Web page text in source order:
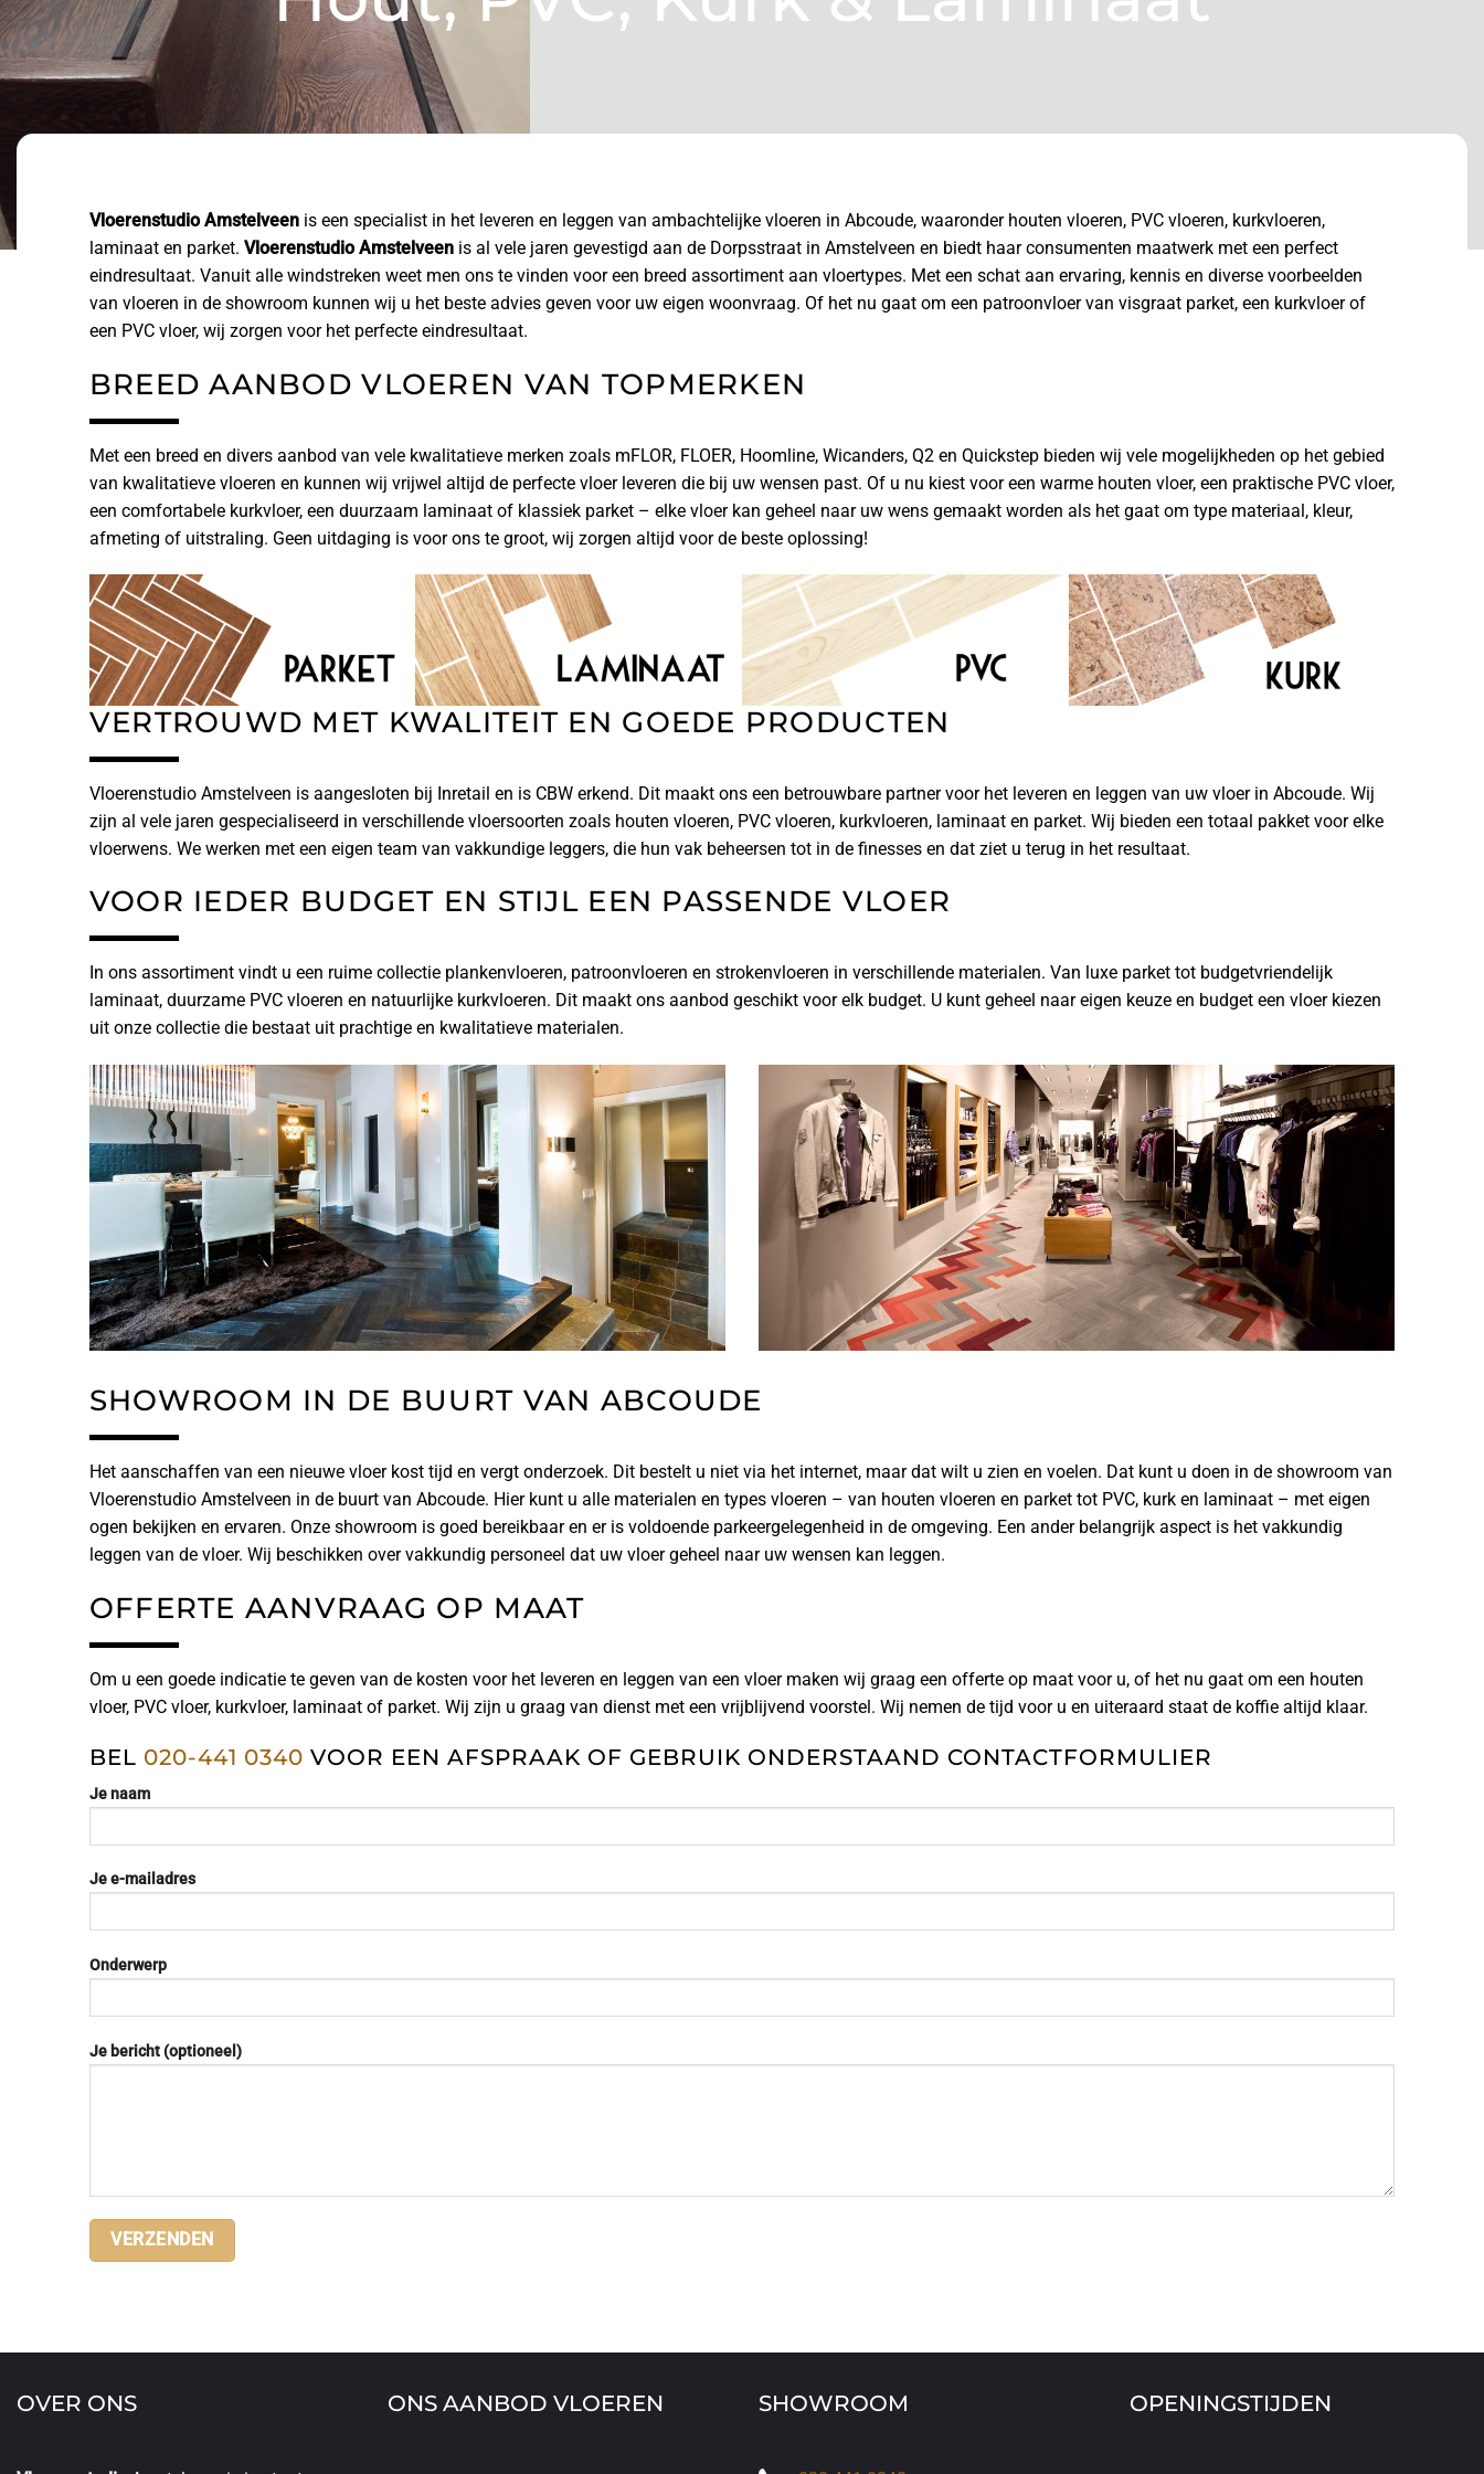
Vloerenstudio Amstelveenis een specialist in het leveren en leggen van ambachtelijke vloeren in Abcoude, waaronder houten vloeren, PVC vloeren, kurkvloeren,
laminaat en parket. Vloerenstudio Amstelveenis al vele jaren gevestigd aan de Dorpsstraat in Amstelveen en biedt haar consumenten maatwerk met een perfect
eindresultaat. Vanuit alle windstreken weet men ons te vinden voor een breed assortiment aan vloertypes. Met een schat aan ervaring, kennis en diverse voorbeelden
van vloeren in de showroom kunnen wij u het beste advies geven voor uw eigen woonvraag. Of het nu gaat om een patroonvloer van visgraat parket, een kurkvloer of
een PVC vloer, wij zorgen voor het perfecte eindresultaat.
BREED AANBOD VLOEREN VAN TOPMERKEN
Met een breed en divers aanbod van vele kwalitatieve merken zoals mFLOR, FLOER, Hoomline, Wicanders, Q2 en Quickstep bieden wij vele mogelijkheden op het gebied
van kwalitatieve vloeren en kunnen wij vrijwel altijd de perfecte vloer leveren die bij uw wensen past. Of u nu kiest voor een warme houten vloer, een praktische PVC vloer,
een comfortabele kurkvloer, een duurzaam laminaat of klassiek parket – elke vloer kan geheel naar uw wens gemaakt worden als het gaat om type materiaal, kleur,
afmeting of uitstraling. Geen uitdaging is voor ons te groot, wij zorgen altijd voor de beste oplossing!
VERTROUWD MET KWALITEIT EN GOEDE PRODUCTEN
Vloerenstudio Amstelveen is aangesloten bij Inretail en is CBW erkend. Dit maakt ons een betrouwbare partner voor het leveren en leggen van uw vloer in Abcoude. Wij
zijn al vele jaren gespecialiseerd in verschillende vloersoorten zoals houten vloeren, PVC vloeren, kurkvloeren, laminaat en parket. Wij bieden een totaal pakket voor elke
vloerwens. We werken met een eigen team van vakkundige leggers, die hun vak beheersen tot in de finesses en dat ziet u terug in het resultaat.
VOOR IEDER BUDGET EN STIJL EEN PASSENDE VLOER
In ons assortiment vindt u een ruime collectie plankenvloeren, patroonvloeren en strokenvloeren in verschillende materialen. Van luxe parket tot budgetvriendelijk
laminaat, duurzame PVC vloeren en natuurlijke kurkvloeren. Dit maakt ons aanbod geschikt voor elk budget. U kunt geheel naar eigen keuze en budget een vloer kiezen
uit onze collectie die bestaat uit prachtige en kwalitatieve materialen.
SHOWROOM IN DE BUURT VAN ABCOUDE
Het aanschaffen van een nieuwe vloer kost tijd en vergt onderzoek. Dit bestelt u niet via het internet, maar dat wilt u zien en voelen. Dat kunt u doen in de showroom van
Vloerenstudio Amstelveen in de buurt van Abcoude. Hier kunt u alle materialen en types vloeren – van houten vloeren en parket tot PVC, kurk en laminaat – met eigen
ogen bekijken en ervaren. Onze showroom is goed bereikbaar en er is voldoende parkeergelegenheid in de omgeving. Een ander belangrijk aspect is het vakkundig
leggen van de vloer. Wij beschikken over vakkundig personeel dat uw vloer geheel naar uw wensen kan leggen.
OFFERTE AANVRAAG OP MAAT
Om u een goede indicatie te geven van de kosten voor het leveren en leggen van een vloer maken wij graag een offerte op maat voor u, of het nu gaat om een houten
vloer, PVC vloer, kurkvloer, laminaat of parket. Wij zijn u graag van dienst met een vrijblijvend voorstel. Wij nemen de tijd voor u en uiteraard staat de koffie altijd klaar.
BEL 020-441 0340 VOOR EEN AFSPRAAK OF GEBRUIK ONDERSTAAND CONTACTFORMULIER
Je naam
Je e-mailadres
Onderwerp
Je bericht (optioneel)
OVER ONS ONS AANBOD VLOEREN SHOWROOM OPENINGSTIJDEN